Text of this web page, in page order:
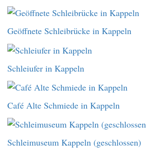
Geöffnete Schleibrücke in Kappeln
Schleiufer in Kappeln
Café Alte Schmiede in Kappeln
Schleimuseum Kappeln (geschlossen)